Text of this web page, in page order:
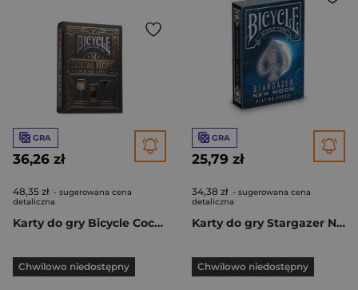
GRA
36,26 zł
48,35 zł - sugerowana cena
detaliczna
Karty do gry Bicycle Cocktail
Chwilowo niedostępny
GRA
25,79 zł
34,38 zł - sugerowana cena
detaliczna
Karty do gry Stargazer New Moon
Chwilowo niedostępny